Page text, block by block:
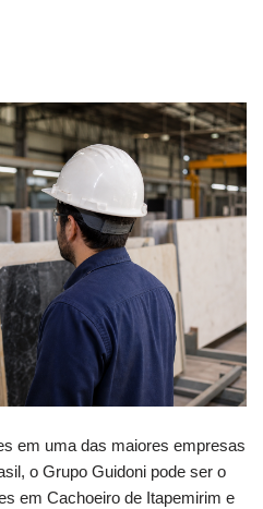
em uma das maiores empresas
o Grupo Guidoni pode ser o
em Cachoeiro de Itapemirim e